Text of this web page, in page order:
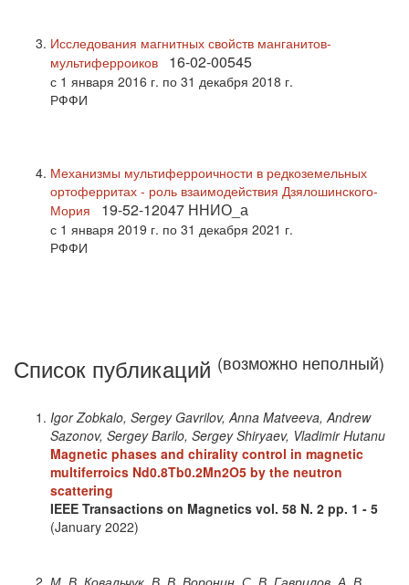
Исследования магнитных свойств манганитов-
мультиферроиков
16-02-00545
с 1 января 2016 г. по 31 декабря 2018 г.
РФФИ
Механизмы мультиферроичности в редкоземельных
ортоферритах - роль взаимодействия Дзялошинского-
Мория
19-52-12047 ННИО_а
с 1 января 2019 г. по 31 декабря 2021 г.
РФФИ
Список публикаций (возможно неполный)
Igor Zobkalo, Sergey Gavrilov, Anna Matveeva, Andrew
Sazonov, Sergey Barilo, Sergey Shiryaev, Vladimir Hutanu
Magnetic phases and chirality control in magnetic
multiferroics Nd0.8Tb0.2Mn2O5 by the neutron
scattering
IEEE Transactions on Magnetics vol. 58 N. 2 pp. 1 - 5
(January 2022)